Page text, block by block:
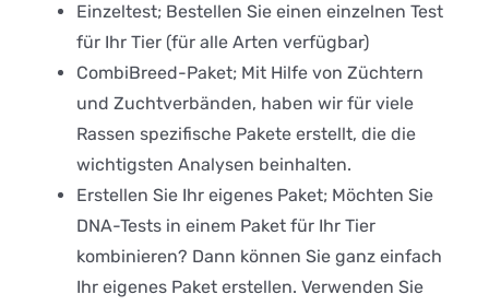
Einzeltest; Bestellen Sie einen einzelnen Test
für Ihr Tier (für alle Arten verfügbar)
CombiBreed-Paket; Mit Hilfe von Züchtern
und Zuchtverbänden, haben wir für viele
Rassen spezifische Pakete erstellt, die die
wichtigsten Analysen beinhalten.
Erstellen Sie Ihr eigenes Paket; Möchten Sie
DNA-Tests in einem Paket für Ihr Tier
kombinieren? Dann können Sie ganz einfach
Ihr eigenes Paket erstellen. Verwenden Sie